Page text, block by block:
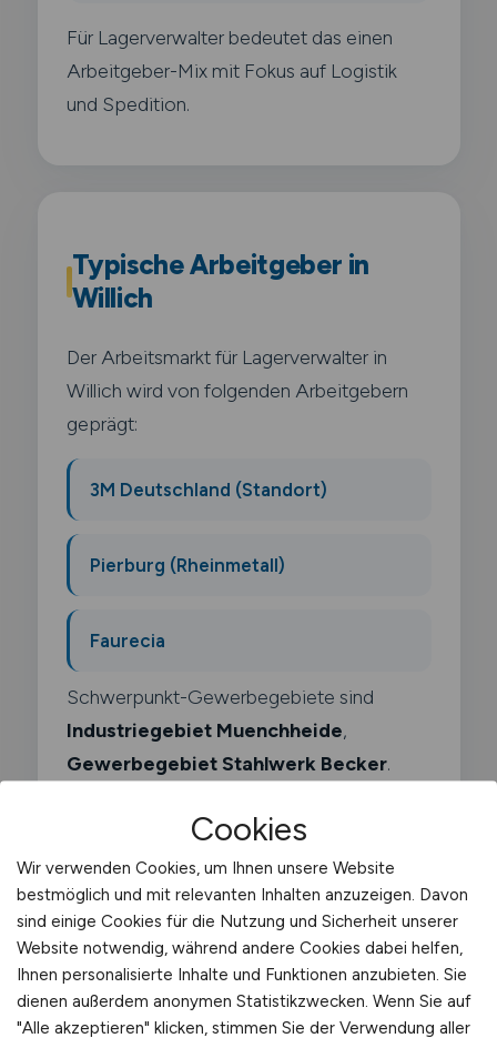
Für Lagerverwalter bedeutet das einen
Arbeitgeber-Mix mit Fokus auf Logistik
und Spedition.
Typische Arbeitgeber in
Willich
Der Arbeitsmarkt für Lagerverwalter in
Willich wird von folgenden Arbeitgebern
geprägt:
3M Deutschland (Standort)
Pierburg (Rheinmetall)
Faurecia
Schwerpunkt-Gewerbegebiete sind
Industriegebiet Muenchheide,
Gewerbegebiet Stahlwerk Becker.
Was macht ein
Lagerverwalter?
Als Lagerverwalter bist du für die
Cookies
Wir verwenden Cookies, um Ihnen unsere Website
bestmöglich und mit relevanten Inhalten anzuzeigen. Davon
sind einige Cookies für die Nutzung und Sicherheit unserer
Website notwendig, während andere Cookies dabei helfen,
Ihnen personalisierte Inhalte und Funktionen anzubieten. Sie
dienen außerdem anonymen Statistikzwecken. Wenn Sie auf
"Alle akzeptieren" klicken, stimmen Sie der Verwendung aller